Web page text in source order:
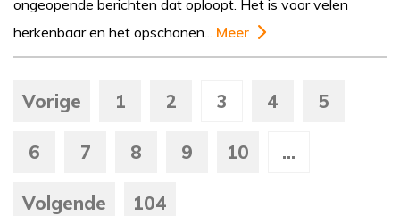
ongeopende berichten dat oploopt. Het is voor velen
herkenbaar en het opschonen... Meer
Vorige 1 2 3 4 5
6 7 8 9 10 ...
Volgende 104